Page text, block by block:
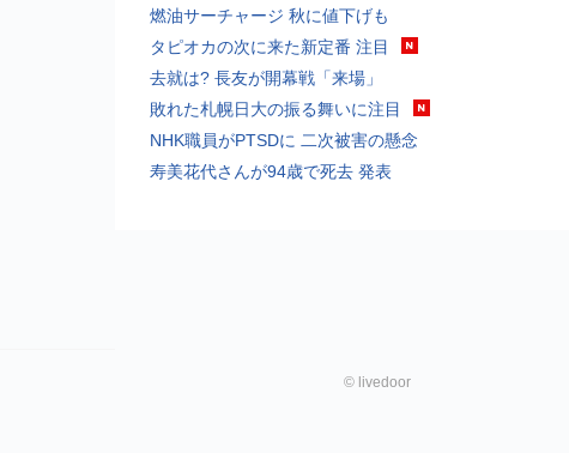
燃油サーチャージ 秋に値下げも
タピオカの次に来た新定番 注目
去就は? 長友が開幕戦「来場」
敗れた札幌日大の振る舞いに注目
NHK職員がPTSDに 二次被害の懸念
寿美花代さんが94歳で死去 発表
© livedoor